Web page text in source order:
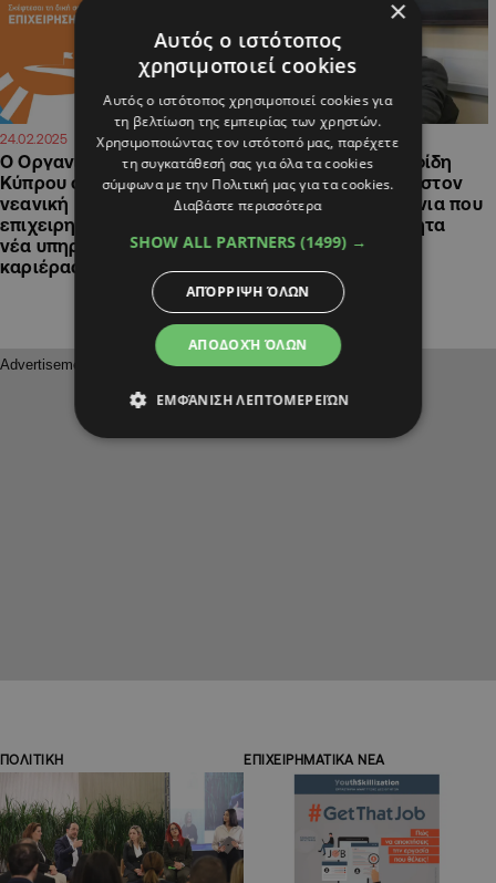
24.02.2025 14:33
Ο Οργανισμός Νεολαίας
Κύπρου στηρίζει τη
νεανική
επιχειρηματικότητα, με τη
νέα υπηρεσία καθοδήγησης
καριέρας
05.02.2025 16:48
Καταγγελία Χριστοφίδη
στη Βουλή: €76,800 στον
Γιαννάκη για τα χρόνια που
ήταν σε διαθεσιμότητα
ΠΟΛΙΤΙΚΗ ΕΠΙΧΕΙΡΗΜΑΤΙΚΑ ΝΕΑ
×
Αυτός ο ιστότοπος
χρησιμοποιεί cookies
Αυτός ο ιστότοπος χρησιμοποιεί cookies για
τη βελτίωση της εμπειρίας των χρηστών.
Χρησιμοποιώντας τον ιστότοπό μας, παρέχετε
τη συγκατάθεσή σας για όλα τα cookies
σύμφωνα με την Πολιτική μας για τα cookies.
Διαβάστε περισσότερα
SHOW ALL PARTNERS (1499) →
ΑΠΟΔΟΧΉ ΌΛΩΝ
ΑΠΌΡΡΙΨΗ ΌΛΩΝ
ΕΜΦΆΝΙΣΗ ΛΕΠΤΟΜΕΡΕΙΏΝ